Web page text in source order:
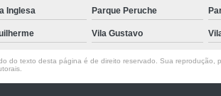
Inglesa Parque Peruche
Vila Gustavo
do texto desta página é de direito reservado. Sua reprodução,